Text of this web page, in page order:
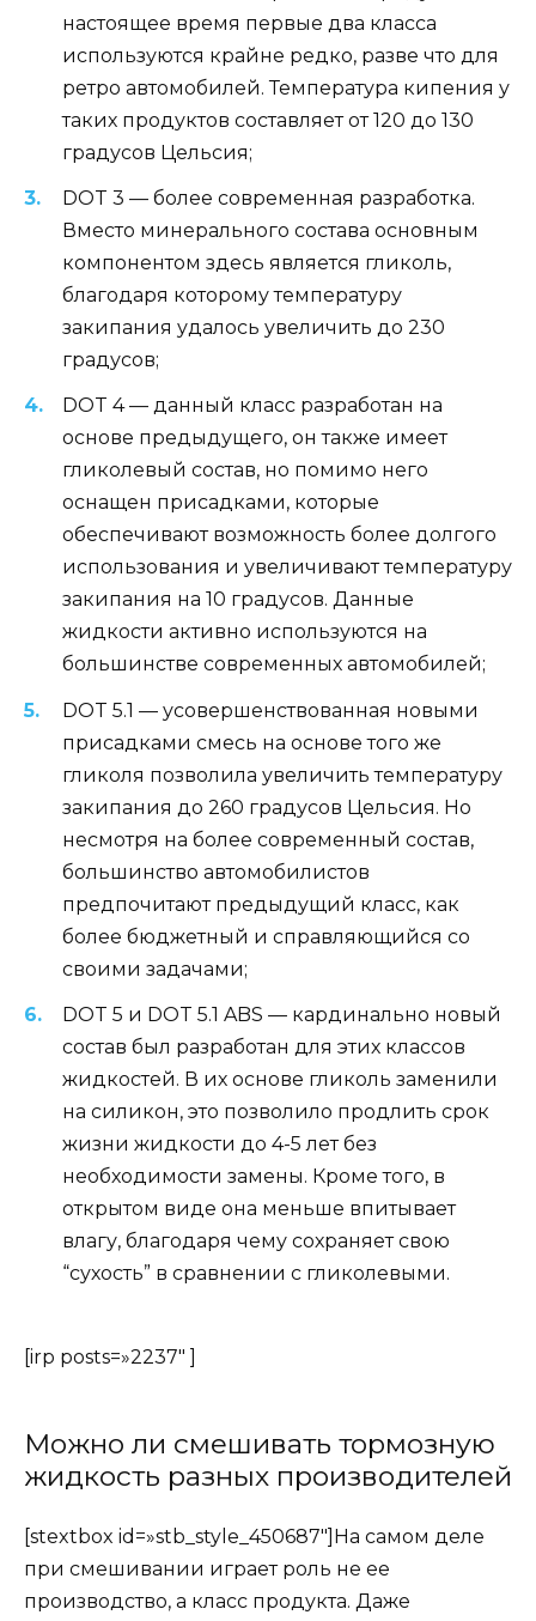
настоящее время первые два класса
используются крайне редко, разве что для
ретро автомобилей. Температура кипения у
таких продуктов составляет от 120 до 130
градусов Цельсия;
DOT 3 — более современная разработка.
Вместо минерального состава основным
компонентом здесь является гликоль,
благодаря которому температуру
закипания удалось увеличить до 230
градусов;
DOT 4 — данный класс разработан на
основе предыдущего, он также имеет
гликолевый состав, но помимо него
оснащен присадками, которые
обеспечивают возможность более долгого
использования и увеличивают температуру
закипания на 10 градусов. Данные
жидкости активно используются на
большинстве современных автомобилей;
DOT 5.1 — усовершенствованная новыми
присадками смесь на основе того же
гликоля позволила увеличить температуру
закипания до 260 градусов Цельсия. Но
несмотря на более современный состав,
большинство автомобилистов
предпочитают предыдущий класс, как
более бюджетный и справляющийся со
своими задачами;
DOT 5 и DOT 5.1 ABS — кардинально новый
состав был разработан для этих классов
жидкостей. В их основе гликоль заменили
на силикон, это позволило продлить срок
жизни жидкости до 4-5 лет без
необходимости замены. Кроме того, в
открытом виде она меньше впитывает
влагу, благодаря чему сохраняет свою
“сухость” в сравнении с гликолевыми.
[irp posts=»2237″ ]
Можно ли смешивать тормозную
жидкость разных производителей
[stextbox id=»stb_style_450687″]На самом деле
при смешивании играет роль не ее
производство, а класс продукта. Даже